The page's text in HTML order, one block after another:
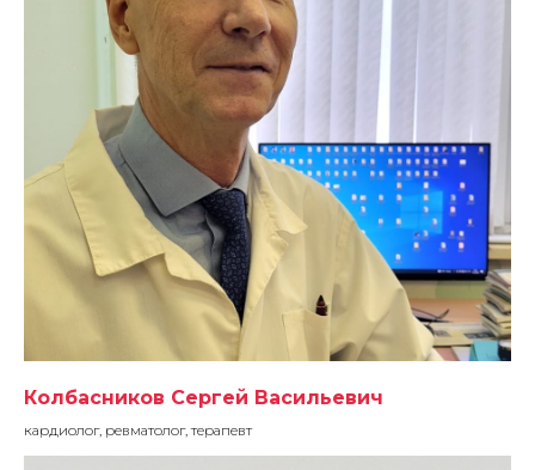
Колбасников Сергей Васильевич
кардиолог, ревматолог, терапевт